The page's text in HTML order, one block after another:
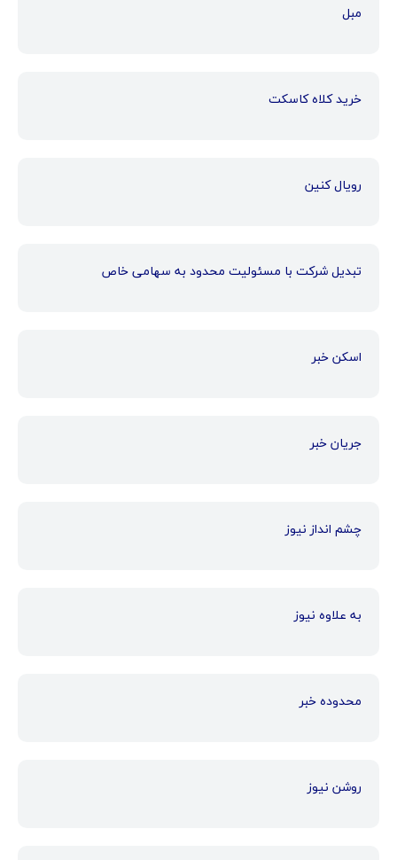
مبل
خرید کلاه کاسکت
رویال کنین
تبدیل شرکت با مسئولیت محدود به سهامی خاص
اسکن خبر
جریان خبر
چشم انداز نیوز
به علاوه نیوز
محدوده خبر
روشن نیوز